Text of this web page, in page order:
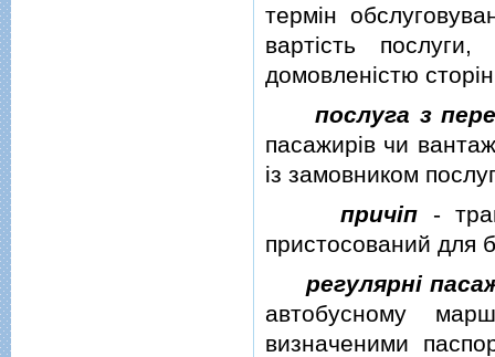
термiн
вартiсть
домовленiстю
послуга з
пасажирiв чи
iз замовником
причiп-
пристосований для
регулярнi
автобусному
визначеними